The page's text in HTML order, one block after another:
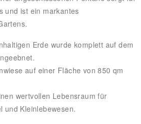
und ist ein markantes
Erde wurde komplett auf dem
auf einer Fläche von 850 qm
wertvollen Lebensraum für
und Kleinlebewesen.